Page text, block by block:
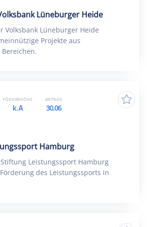
Lüneburger Heide
Volksbank Lüneburger Heide
Projekte aus
Hamburg
Leistungssport Hamburg
des Leistungssports in
FÖRDERHÖHE
k.A
ANTRAG
30.06